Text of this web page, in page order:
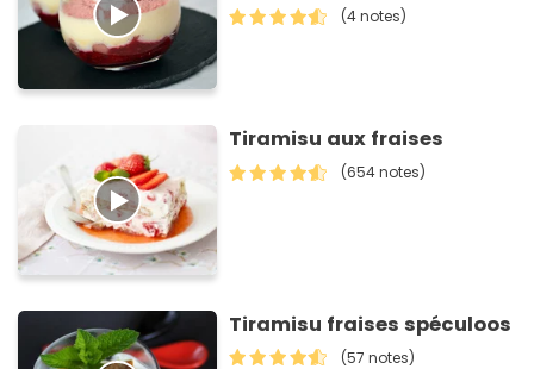
(4 notes)
Tiramisu aux fraises
(654 notes)
Tiramisu fraises spéculoos
(57 notes)